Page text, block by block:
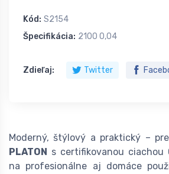
Kód: S2154
Špecifikácia: 2100 0,04
Zdieľaj: Twitter
Moderný, štýlový a praktický –
PLATON s certifikovanou ciachou
na profesionálne aj domáce